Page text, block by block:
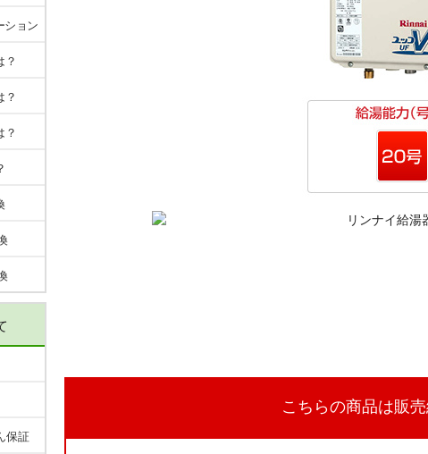
こちらの商品は販売
ション
？
？
？
保証